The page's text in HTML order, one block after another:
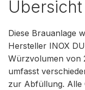
Übersicht
Diese Brauanlage
Hersteller INOX
Würzvolumen von
umfasst
zur Abfüllung. Alle